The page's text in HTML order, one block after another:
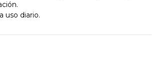
uso diario.